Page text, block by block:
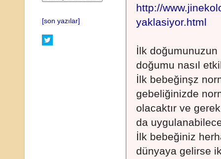
http://
yaklasiyor.html
İlk
doğumu nasıl
İlk bebeğinşz
gebeliğinizde
olacaktır ve
da
İlk bebeğiniz
dünyaya gelirse
[son yazılar]